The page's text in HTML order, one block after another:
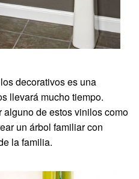
decorativos es una
llevará mucho tiempo.
de estos vinilos como
un árbol familiar con
la familia.